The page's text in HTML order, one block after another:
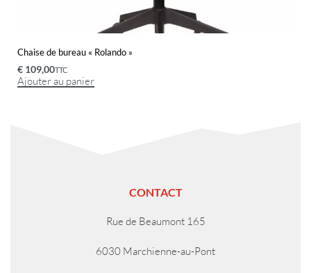
Chaise de bureau « Rolando »
€ 109,00TTC
Ajouter au panier
CONTACT
Rue de Beaumont 165
6030 Marchienne-au-Pont